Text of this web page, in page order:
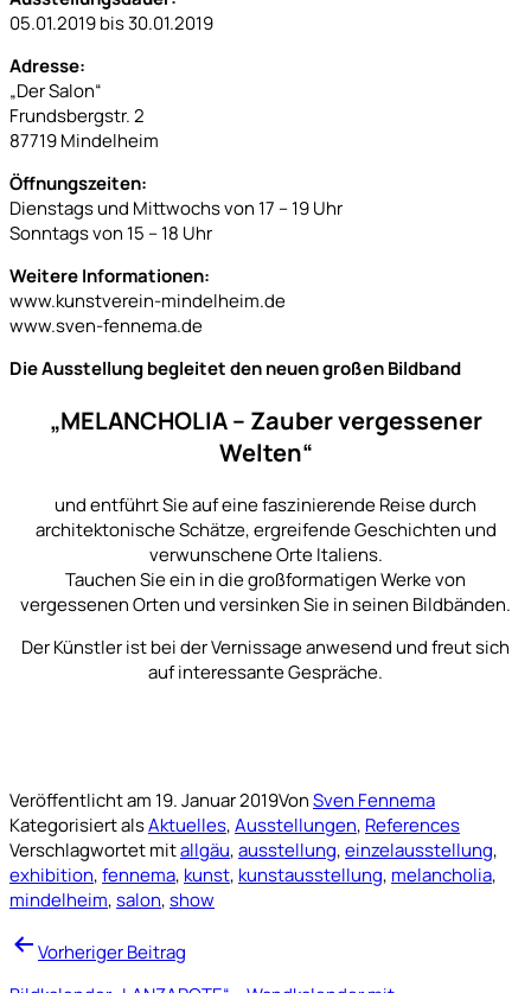
05.01.2019 bis 30.01.2019
Adresse:
„Der Salon“
Frundsbergstr. 2
87719 Mindelheim
Öffnungszeiten:
Dienstags und Mittwochs von 17 – 19 Uhr
Sonntags von 15 – 18 Uhr
Weitere Informationen:
www.kunstverein-mindelheim.de
www.sven-fennema.de
Die Ausstellung begleitet den neuen großen Bildband
„MELANCHOLIA – Zauber vergessener
Welten“
und entführt Sie auf eine faszinierende Reise durch
architektonische Schätze, ergreifende Geschichten und
verwunschene Orte Italiens.
Tauchen Sie ein in die großformatigen Werke von
vergessenen Orten und versinken Sie in seinen Bildbänden.
Der Künstler ist bei der Vernissage anwesend und freut sich
auf interessante Gespräche.
Veröffentlicht am 19. Januar 2019VonSven Fennema
Kategorisiert alsAktuelles,Ausstellungen, References
Verschlagwortet mitallgäu,ausstellung,einzelausstellung,
exhibition,fennema, kunst, kunstausstellung, melancholia,
mindelheim,salon,show
Beitragsnavigation
Vorheriger Beitrag